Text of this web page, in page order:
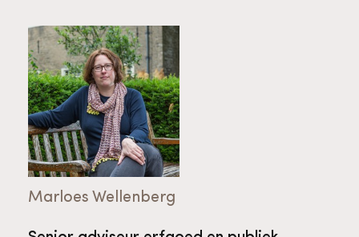
Marloes Wellenberg